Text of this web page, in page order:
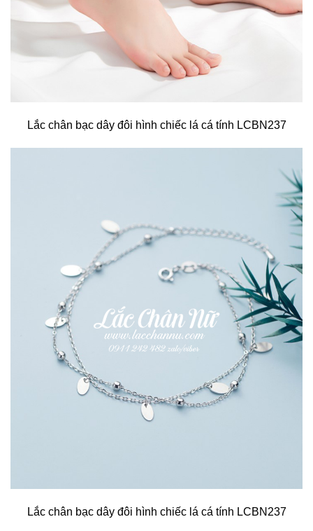
Lắc chân bạc dây đôi hình chiếc lá cá tính LCBN237
Lắc chân bạc dây đôi hình chiếc lá cá tính LCBN237